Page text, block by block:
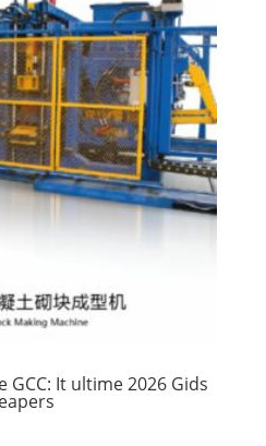
GCC: It ultime 2026 Gids